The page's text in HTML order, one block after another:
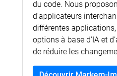
du code. Nous
d’applicateurs
différentes
options à base d’IA et
de réduire les